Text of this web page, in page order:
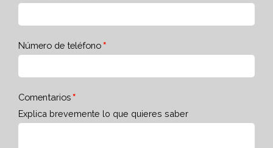
Número de teléfono
Comentarios
Explica brevemente lo que quieres saber